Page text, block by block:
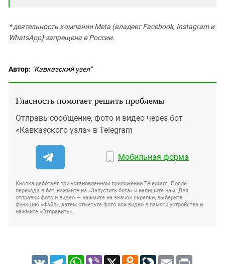
* деятельность компании Meta (владеет Facebook, Instagram и
WhatsApp) запрещена в России.
Автор: "Кавказский узел"
Гласность помогает решить проблемы
Отправь сообщение, фото и видео через бот
«Кавказского узла» в Telegram
Мобильная форма
Кнопка работает при установленном приложении Telegram. После
перехода в бот, нажмите на «Запустить бота» и напишите нам. Для
отправки фото и видео — нажмите на значок скрепки, выберите
функцию «Файл», затем отметьте фото или видео в памяти устройства и
нажмите «Отправить».
VK TelegramWhatsApp
Viber X Odnoklassniki
LiveJournal
Email Print